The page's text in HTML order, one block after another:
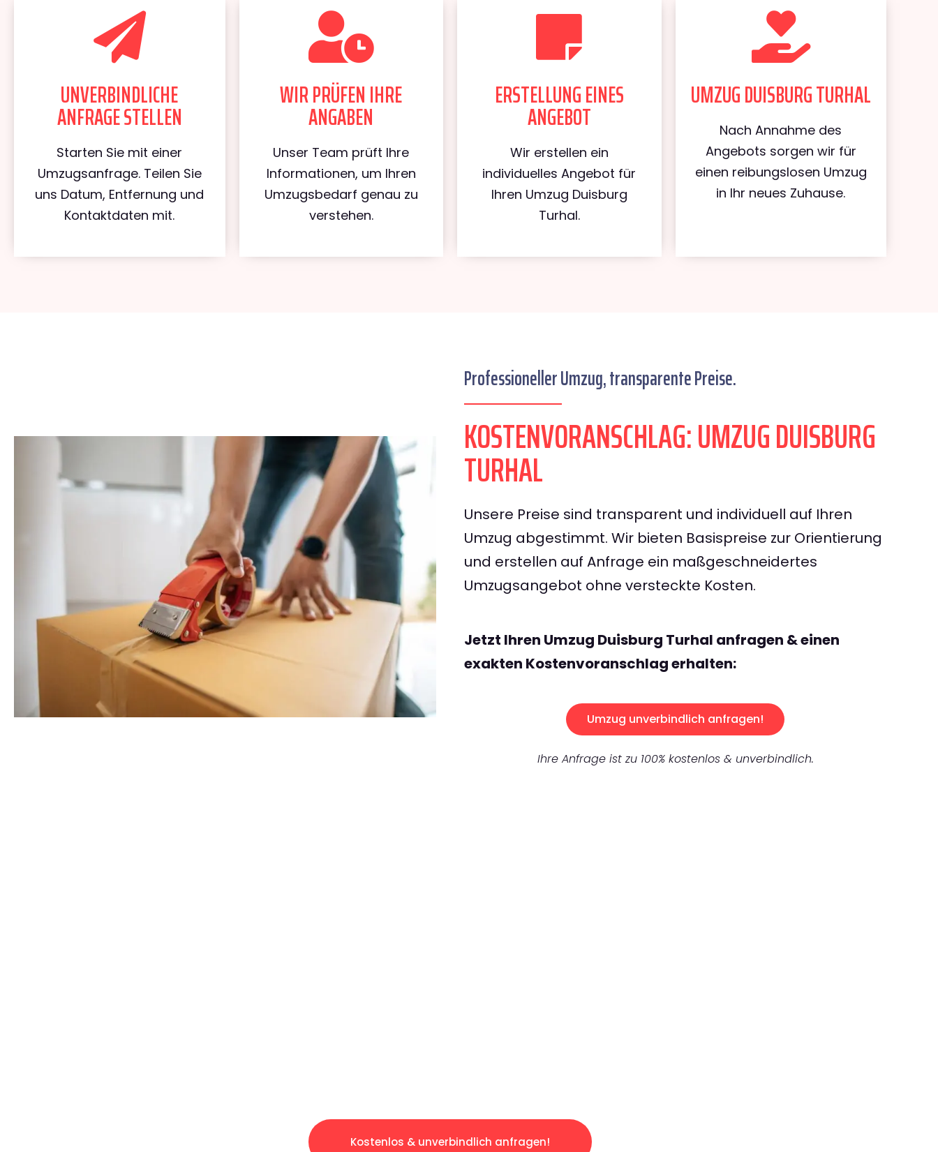
UNVERBINDLICHE
ANFRAGE STELLEN
Starten Sie mit einer
Umzugsanfrage. Teilen Sie
uns Datum, Entfernung und
Kontaktdaten mit.
WIR PRÜFEN IHRE
ANGABEN
Unser Team prüft Ihre
Informationen, um Ihren
Umzugsbedarf genau zu
verstehen.
ERSTELLUNG EINES
ANGEBOT
Wir erstellen ein
individuelles Angebot für
Ihren Umzug Duisburg
Turhal.
UMZUG DUISBURG TURHAL
Nach Annahme des
Angebots sorgen wir für
einen reibungslosen Umzug
in Ihr neues Zuhause.
Professioneller Umzug, transparente Preise.
KOSTENVORANSCHLAG: UMZUG DUISBURG
TURHAL
Unsere Preise sind transparent und individuell auf Ihren
Umzug abgestimmt. Wir bieten Basispreise zur Orientierung
und erstellen auf Anfrage ein maßgeschneidertes
Umzugsangebot ohne versteckte Kosten.
Jetzt Ihren Umzug Duisburg Turhal anfragen & einen
exakten Kostenvoranschlag erhalten:
Umzug unverbindlich anfragen!
Ihre Anfrage ist zu 100% kostenlos & unverbindlich.
Kostenlos & unverbindlich anfragen!